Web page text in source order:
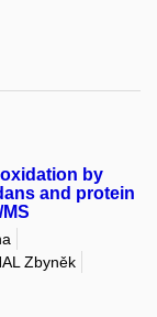
by
and protein
Zbyněk